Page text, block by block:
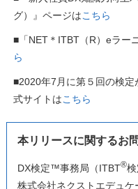
グ）』ページはこちら
■「NET＊ITBT（R）eラ
ら
■2020年7月に第５回の検
式サイトはこちら
本リリースに関するお
DX検定™事務局（ITBT®検
株式会社ネクストエデュ